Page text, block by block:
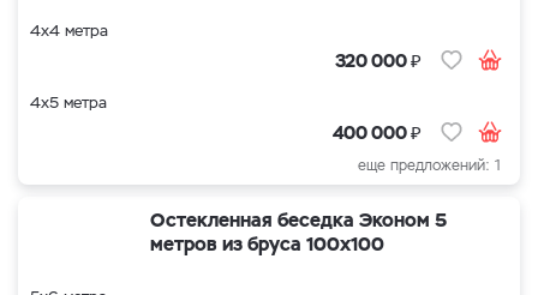
4х4 метра
320 000₽
4х5 метра
400 000₽
еще предложений: 1
Остекленная беседка Эконом 5
метров из бруса 100х100